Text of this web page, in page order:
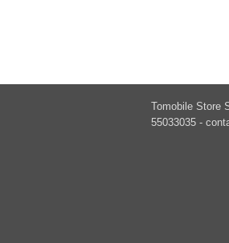
Tomobile Store
55033035 -